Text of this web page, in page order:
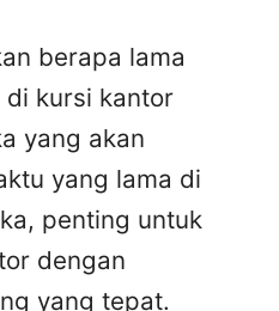
berapa lama
kursi kantor
yang akan
yang lama di
penting untuk
dengan
yang tepat.